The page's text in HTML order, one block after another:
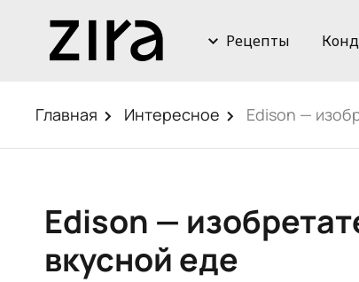
Рецепты
Главная Интересное Edison —
Edison —
вкусной еде